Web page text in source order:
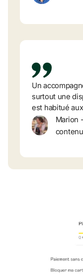
Un
surtout une
est habitué
Marion -